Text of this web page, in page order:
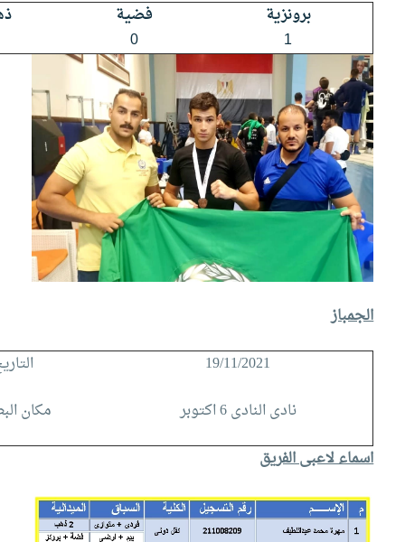
برونزية
فضية
1
0
الجمباز
19/11/2021
نادى النادى 6 اكتوبر
مكان
اسماء لاعبى الفريق